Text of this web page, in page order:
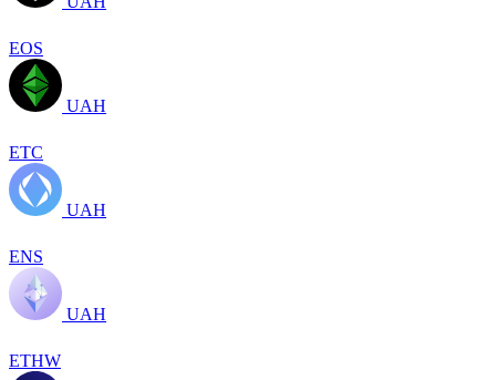
EOS
UAH
ETC
UAH
ENS
UAH
ETHW